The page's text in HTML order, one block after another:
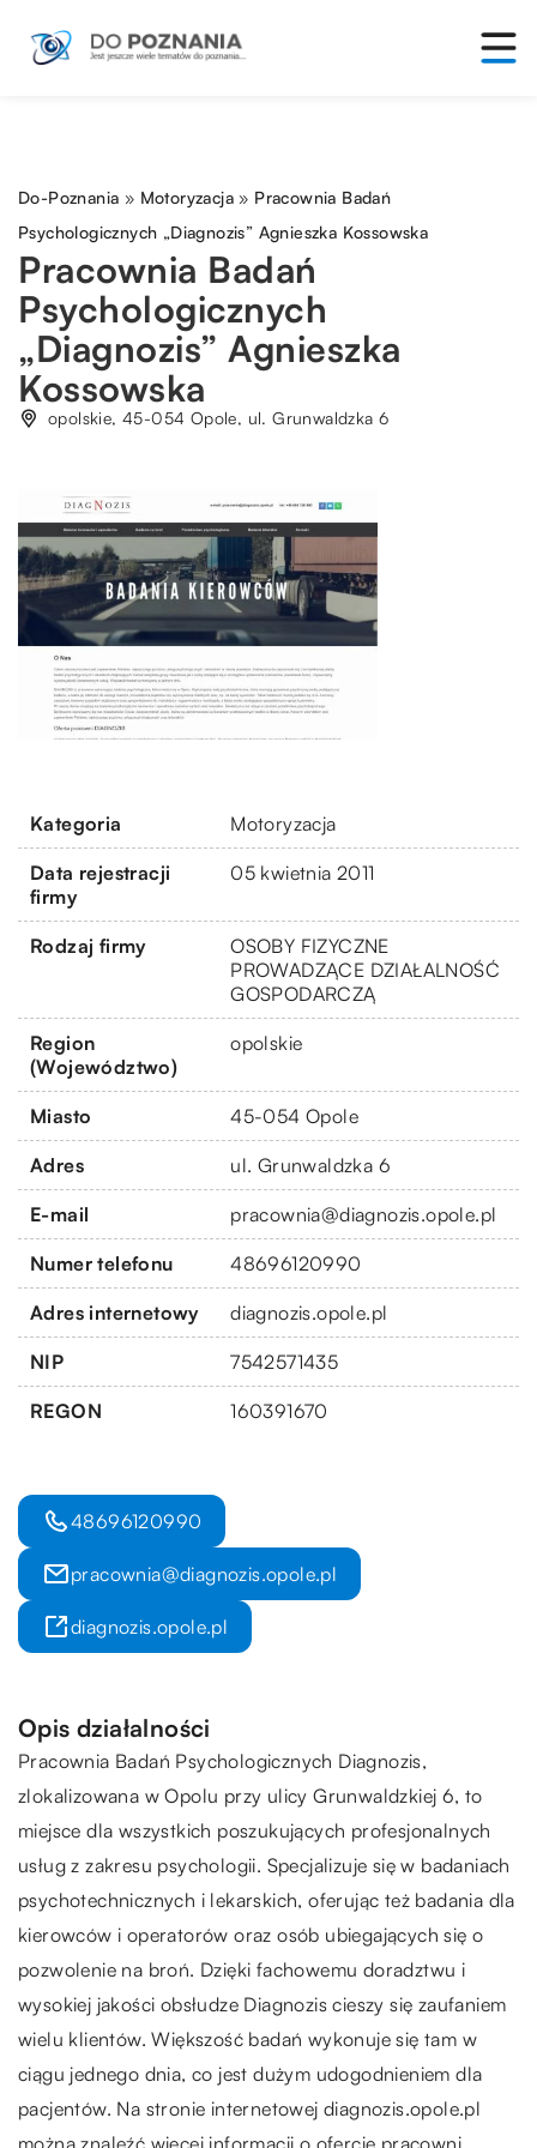
Do-Poznania » Motoryzacja » Pracownia Badań
Psychologicznych „Diagnozis” Agnieszka Kossowska
Pracownia Badań
Psychologicznych
„Diagnozis” Agnieszka
Kossowska
opolskie, 45-054 Opole, ul. Grunwaldzka 6
Kategoria Motoryzacja
Data rejestracji
firmy
05 kwietnia 2011
Rodzaj firmy
OSOBY FIZYCZNE
PROWADZĄCE DZIAŁALNOŚĆ
GOSPODARCZĄ
Region
(Województwo)
opolskie
Miasto 45-054 Opole
Adres ul. Grunwaldzka 6
E-mail pracownia@diagnozis.opole.pl
Numer telefonu 48696120990
Adres internetowy diagnozis.opole.pl
NIP 7542571435
REGON 160391670
48696120990
pracownia@diagnozis.opole.pl
diagnozis.opole.pl
Opis działalności
Pracownia Badań Psychologicznych Diagnozis,
zlokalizowana w Opolu przy ulicy Grunwaldzkiej 6, to
miejsce dla wszystkich poszukujących profesjonalnych
usług z zakresu psychologii. Specjalizuje się w badaniach
psychotechnicznych i lekarskich, oferując też badania dla
kierowców i operatorów oraz osób ubiegających się o
pozwolenie na broń. Dzięki fachowemu doradztwu i
wysokiej jakości obsłudze Diagnozis cieszy się zaufaniem
wielu klientów. Większość badań wykonuje się tam w
ciągu jednego dnia, co jest dużym udogodnieniem dla
pacjentów. Na stronie internetowej diagnozis.opole.pl
można znaleźć więcej informacji o ofercie pracowni.